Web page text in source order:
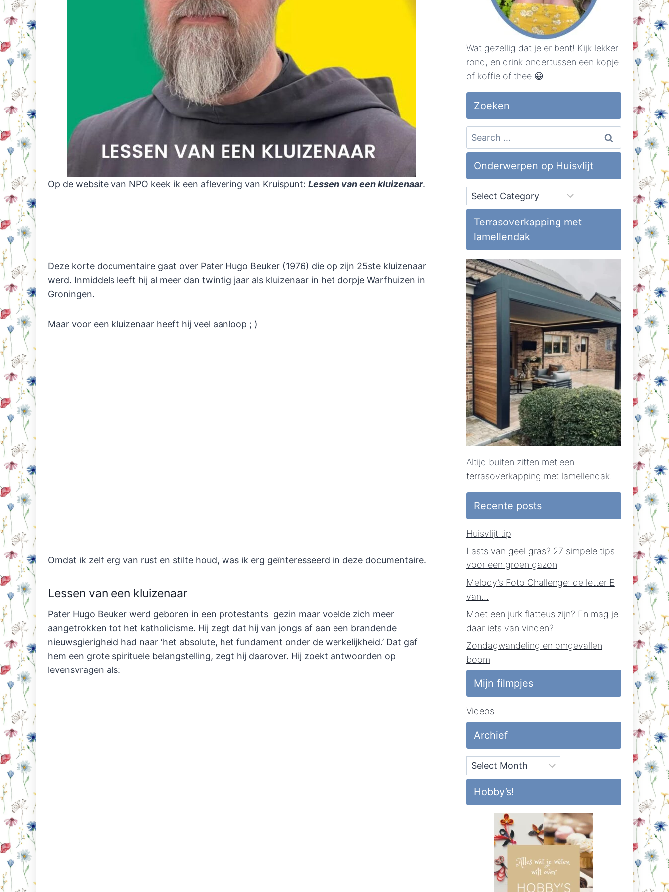
Op de website van NPO keek ik een aflevering van Kruispunt: Lessen van een kluizenaar.
Deze korte documentaire gaat over Pater Hugo Beuker (1976) die op zijn 25ste kluizenaar
werd. Inmiddels leeft hij al meer dan twintig jaar als kluizenaar in het dorpje Warfhuizen in
Groningen.
Maar voor een kluizenaar heeft hij veel aanloop ; )
Omdat ik zelf erg van rust en stilte houd, was ik erg geïnteresseerd in deze documentaire.
Lessen van een kluizenaar
Pater Hugo Beuker werd geboren in een protestants gezin maar voelde zich meer
aangetrokken tot het katholicisme. Hij zegt dat hij van jongs af aan een brandende
nieuwsgierigheid had naar ‘het absolute, het fundament onder de werkelijkheid.’ Dat gaf
hem een grote spirituele belangstelling, zegt hij daarover. Hij zoekt antwoorden op
levensvragen als:
Wat gezellig dat je er bent! Kijk lekker
rond, en drink ondertussen een kopje
of koffie of thee 😀
Zoeken
Search
for:
Onderwerpen op Huisvlijt
Onderwerpen
op
Huisvlijt
Terrasoverkapping met
lamellendak
Altijd buiten zitten met een
terrasoverkapping met lamellendak.
Recente posts
Huisvlijt tip
Lasts van geel gras? 27 simpele tips
voor een groen gazon
Melody’s Foto Challenge: de letter E
van…
Moet een jurk flatteus zijn? En mag je
daar iets van vinden?
Zondagwandeling en omgevallen
boom
Mijn filmpjes
Videos
Archief
Archief
Hobby’s!